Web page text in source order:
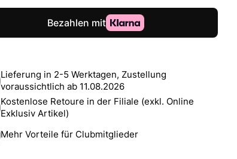
Lieferung in 2-5 Werktagen, Zustellung
voraussichtlich ab 11.08.2026
Kostenlose Retoure in der Filiale (exkl. Online
Exklusiv Artikel)
Mehr Vorteile für Clubmitglieder